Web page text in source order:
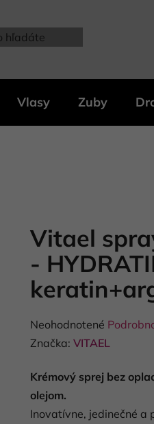
Vlasy Zuby
Vitael
-
Priemerné
hodnotenie
je
0,0
z
Neohodnotené
Značka: VITAEL
Krémový sprej bez
olejom.
Inovatívne, jedinečné a